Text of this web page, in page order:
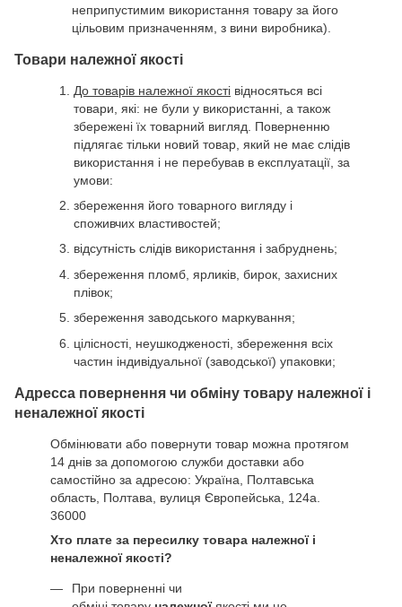
неприпустимим використання товару за його
цільовим призначенням, з вини виробника).
Товари належної якості
До товарів належної якості відносяться всі
товари, які: не були у використанні, а також
збережені їх товарний вигляд. Поверненню
підлягає тільки новий товар, який не має слідів
використання і не перебував в експлуатації, за
умови:
збереження його товарного вигляду і
споживчих властивостей;
відсутність слідів використання і забруднень;
збереження пломб, ярликів, бирок, захисних
плівок;
збереження заводського маркування;
цілісності, неушкодженості, збереження всіх
частин індивідуальної (заводської) упаковки;
Адресса повернення чи обміну товару належної і
неналежної якості
Обмінювати або повернути товар можна протягом
14 днів за допомогою служби доставки або
самостійно за адресою: Україна, Полтавська
область, Полтава, вулиця Європейська, 124а.
36000
Хто плате за пересилку товара належної і
неналежної якості?
При поверненні чи